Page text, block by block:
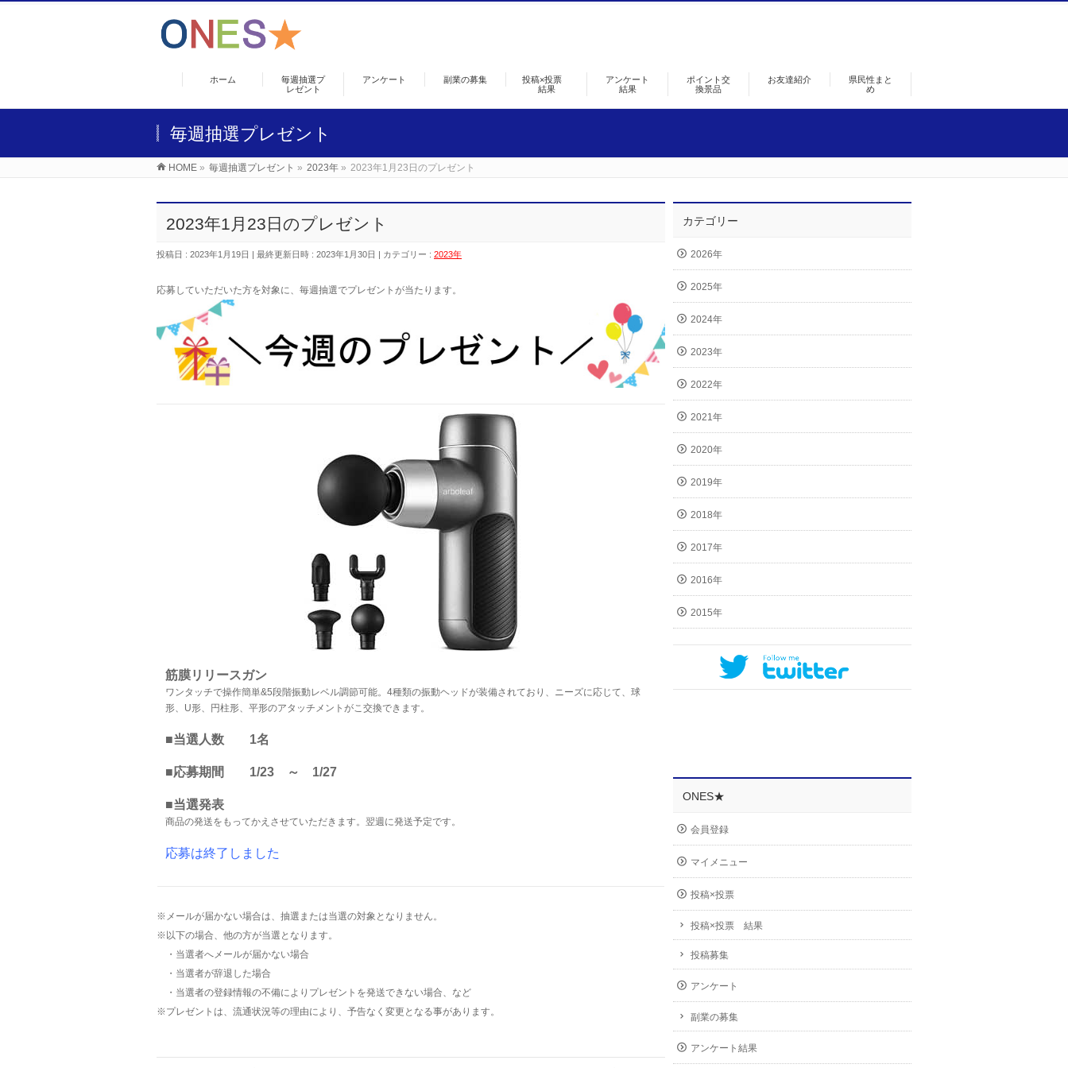
ホーム
毎週抽選プ
レゼント
アンケート 副業の募集
投稿×投票
結果
アンケート
結果
ポイント交
換景品
お友達紹介
県民性まと
め
毎週抽選プレゼント
HOME » 毎週抽選プレゼント » 2023年 » 2023年1月23日のプレゼント
2023年1月23日のプレゼント
投稿日 : 2023年1月19日 最終更新日時 : 2023年1月30日 カテゴリー : 2023年
応募していただいた方を対象に、毎週抽選でプレゼントが当たります。
筋膜リリースガン
ワンタッチで操作簡単&5段階振動レベル調節可能。4種類の振動ヘッドが装備されており、ニーズに応じて、球
形、U形、円柱形、平形のアタッチメントがこ交換できます。
■当選人数 1名
■応募期間 1/23 ～ 1/27
■当選発表
商品の発送をもってかえさせていただきます。翌週に発送予定です。
応募は終了しました
※メールが届かない場合は、抽選または当選の対象となりません。
※以下の場合、他の方が当選となります。
・当選者へメールが届かない場合
・当選者が辞退した場合
・当選者の登録情報の不備によりプレゼントを発送できない場合、など
※プレゼントは、流通状況等の理由により、予告なく変更となる事があります。
カテゴリー
2026年
2025年
2024年
2023年
2022年
2021年
2020年
2019年
2018年
2017年
2016年
2015年
ONES★
会員登録
マイメニュー
投稿×投票
投稿×投票 結果
投稿募集
アンケート
副業の募集
アンケート結果